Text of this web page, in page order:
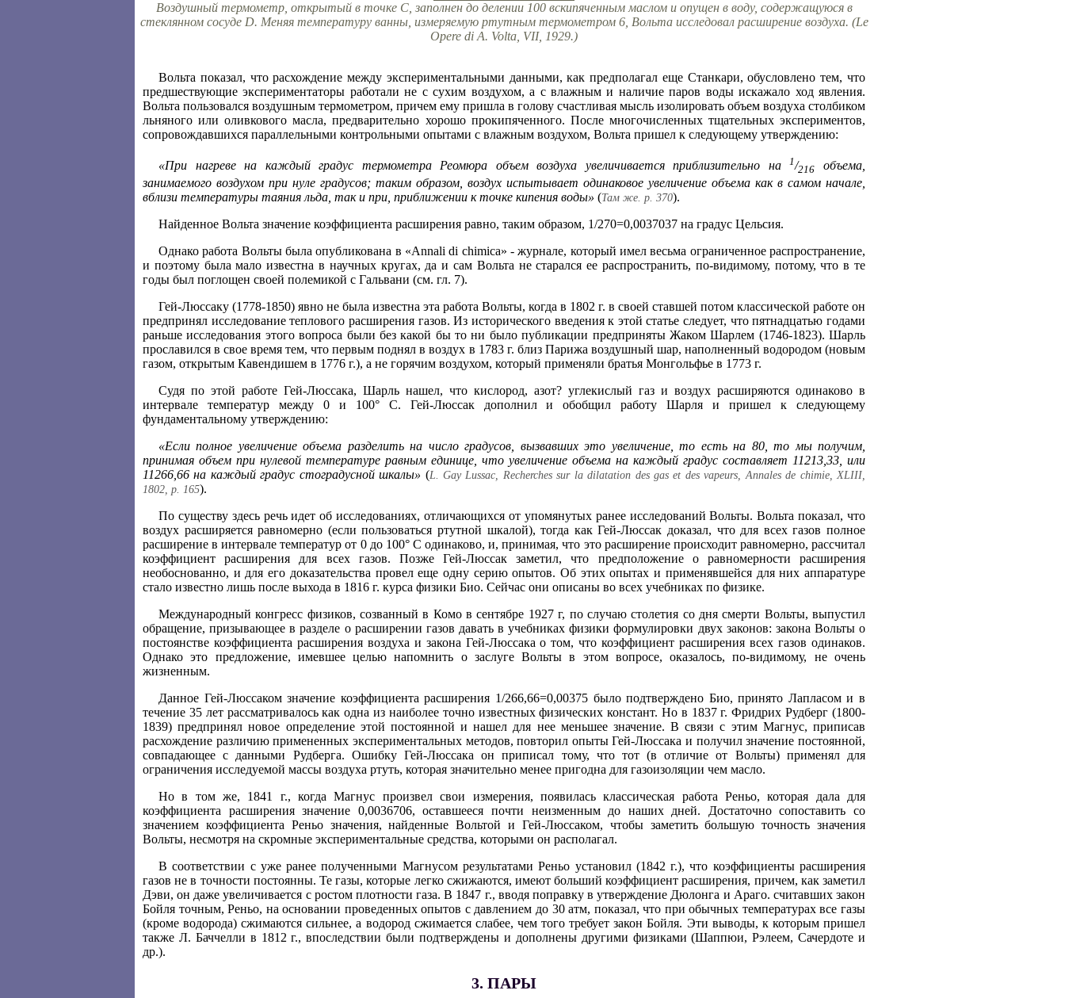
Воздушный термометр, открытый в точке С, заполнен до делении 100 вскипяченным маслом и опущен в воду, содержащуюся в
стеклянном сосуде D. Меняя температуру ванны, измеряемую ртутным термометром 6, Вольта исследовал расширение воздуха. (Le
Opere di A. Volta, VII, 1929.)
Вольта показал, что расхождение между экспериментальными данными, как предполагал еще Станкари, обусловлено тем, что
предшествующие экспериментаторы работали не с сухим воздухом, а с влажным и наличие паров воды искажало ход явления.
Вольта пользовался воздушным термометром, причем ему пришла в голову счастливая мысль изолировать объем воздуха столбиком
льняного или оливкового масла, предварительно хорошо прокипяченного. После многочисленных тщательных экспериментов,
сопровождавшихся параллельными контрольными опытами с влажным воздухом, Вольта пришел к следующему утверждению:
«При нагреве на каждый градус термометра Реомюра объем воздуха увеличивается приблизительно на1/216 объема,
занимаемого воздухом при нуле градусов; таким образом, воздух испытывает одинаковое увеличение объема как в самом начале,
вблизи температуры таяния льда, так и при, приближении к точке кипения воды» (Там же. р. 370).
Найденное Вольта значение коэффициента расширения равно, таким образом, 1/270=0,0037037 на градус Цельсия.
Однако работа Вольты была опубликована в «Annali di chimica» - журнале, который имел весьма ограниченное распространение,
и поэтому была мало известна в научных кругах, да и сам Вольта не старался ее распространить, по-видимому, потому, что в те
годы был поглощен своей полемикой с Гальвани (см. гл. 7).
Гей-Люссаку (1778-1850) явно не была известна эта работа Вольты, когда в 1802 г. в своей ставшей потом классической работе он
предпринял исследование теплового расширения газов. Из исторического введения к этой статье следует, что пятнадцатью годами
раньше исследования этого вопроса были без какой бы то ни было публикации предприняты Жаком Шарлем (1746-1823). Шарль
прославился в свое время тем, что первым поднял в воздух в 1783 г. близ Парижа воздушный шар, наполненный водородом (новым
газом, открытым Кавендишем в 1776 г.), а не горячим воздухом, который применяли братья Монгольфье в 1773 г.
Судя по этой работе Гей-Люссака, Шарль нашел, что кислород, азот? углекислый газ и воздух расширяются одинаково в
интервале температур между 0 и 100° С. Гей-Люссак дополнил и обобщил работу Шарля и пришел к следующему
фундаментальному утверждению:
«Если полное увеличение объема разделить на число градусов, вызвавших это увеличение, то есть на 80, то мы получим,
принимая объем при нулевой температуре равным единице, что увеличение объема на каждый градус составляет 11213,33, или
11266,66 на каждый градус стоградусной шкалы» (L. Gay Lussас, Recherches sur la dilatation des gas et des vapeurs, Annales de chimie, XLIII,
1802, p. 165).
По существу здесь речь идет об исследованиях, отличающихся от упомянутых ранее исследований Вольты. Вольта показал, что
воздух расширяется равномерно (если пользоваться ртутной шкалой), тогда как Гей-Люссак доказал, что для всех газов полное
расширение в интервале температур от 0 до 100° С одинаково, и, принимая, что это расширение происходит равномерно, рассчитал
коэффициент расширения для всех газов. Позже Гей-Люссак заметил, что предположение о равномерности расширения
необоснованно, и для его доказательства провел еще одну серию опытов. Об этих опытах и применявшейся для них аппаратуре
стало известно лишь после выхода в 1816 г. курса физики Био. Сейчас они описаны во всех учебниках по физике.
Международный конгресс физиков, созванный в Комо в сентябре 1927 г, по случаю столетия со дня смерти Вольты, выпустил
обращение, призывающее в разделе о расширении газов давать в учебниках физики формулировки двух законов: закона Вольты о
постоянстве коэффициента расширения воздуха и закона Гей-Люссака о том, что коэффициент расширения всех газов одинаков.
Однако это предложение, имевшее целью напомнить о заслуге Вольты в этом вопросе, оказалось, по-видимому, не очень
жизненным.
Данное Гей-Люссаком значение коэффициента расширения 1/266,66=0,00375 было подтверждено Био, принято Лапласом и в
течение 35 лет рассматривалось как одна из наиболее точно известных физических констант. Но в 1837 г. Фридрих Рудберг (1800-
1839) предпринял новое определение этой постоянной и нашел для нее меньшее значение. В связи с этим Магнус, приписав
расхождение различию примененных экспериментальных методов, повторил опыты Гей-Люссака и получил значение постоянной,
совпадающее с данными Рудберга. Ошибку Гей-Люссака он приписал тому, что тот (в отличие от Вольты) применял для
ограничения исследуемой массы воздуха ртуть, которая значительно менее пригодна для газоизоляции чем масло.
Но в том же, 1841 г., когда Магнус произвел свои измерения, появилась классическая работа Реньо, которая дала для
коэффициента расширения значение 0,0036706, оставшееся почти неизменным до наших дней. Достаточно сопоставить со
значением коэффициента Реньо значения, найденные Вольтой и Гей-Люссаком, чтобы заметить большую точность значения
Вольты, несмотря на скромные экспериментальные средства, которыми он располагал.
В соответствии с уже ранее полученными Магнусом результатами Реньо установил (1842 г.), что коэффициенты расширения
газов не в точности постоянны. Те газы, которые легко сжижаются, имеют больший коэффициент расширения, причем, как заметил
Дэви, он даже увеличивается с ростом плотности газа. В 1847 г., вводя поправку в утверждение Дюлонга и Араго. считавших закон
Бойля точным, Реньо, на основании проведенных опытов с давлением до 30 атм, показал, что при обычных температурах все газы
(кроме водорода) сжимаются сильнее, а водород сжимается слабее, чем того требует закон Бойля. Эти выводы, к которым пришел
также Л. Баччелли в 1812 г., впоследствии были подтверждены и дополнены другими физиками (Шаппюи, Рэлеем, Сачердоте и
др.).
3. ПАРЫ